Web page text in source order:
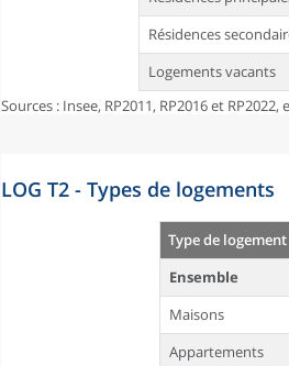
Résidences
Logements vacants
Sources : Insee, RP2011, RP2016 et
LOG T2 - Types de logements
Type de logement
Ensemble
Maisons
Appartements